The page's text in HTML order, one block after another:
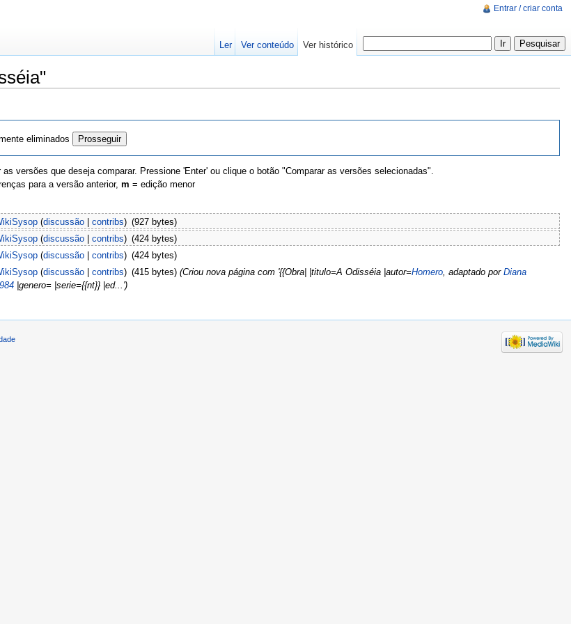
eliminados
versões que deseja comparar. Pressione 'Enter' ou clique o botão "Comparar as versões selecionadas".
para a versão anterior, m = edição menor
(discussão |contribs) (927 bytes)
(discussão |contribs) (424 bytes)
(discussão |contribs) (424 bytes)
(discussão |contribs) (415 bytes) (Criou nova página com '{{Obra| |titulo=A Odisséia |autor=Homero, adaptado por Diana
|genero= |serie={{nt}} |ed...')
Entrar / criar conta
Ler Ver conteúdo Ver histórico